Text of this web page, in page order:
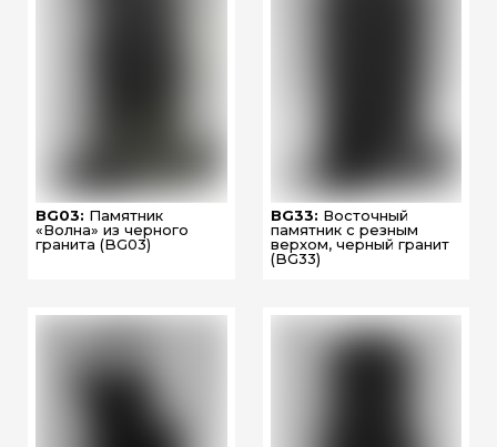
BG03: Памятник
«Волна» из черного
гранита (BG03)
BG33: Восточный
памятник с резным
верхом, черный гранит
(BG33)